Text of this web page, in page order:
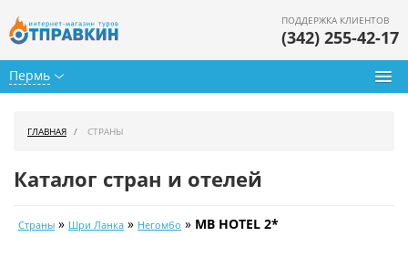
Пермь
ПОДДЕРЖКА КЛИЕНТОВ
(342) 255-42-17
Календарь туров
ГЛАВНАЯ СТРАНЫ
Каталог стран и отелей
Страны » Шри Ланка » Негомбо » MB HOTEL 2*